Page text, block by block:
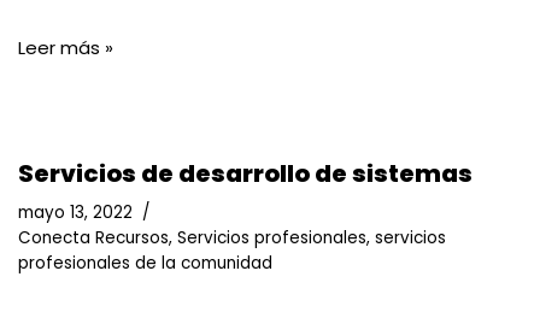
Leer más »
Servicios de desarrollo de sistemas
mayo 13, 2022
Conecta Recursos, Servicios profesionales, servicios
profesionales de la comunidad